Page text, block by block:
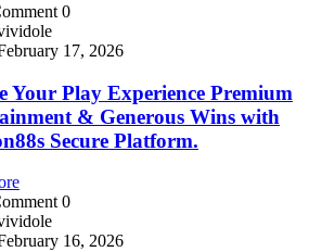
0
17, 2026
Your Play Experience Premium
& Generous Wins with
Secure Platform.
0
16, 2026